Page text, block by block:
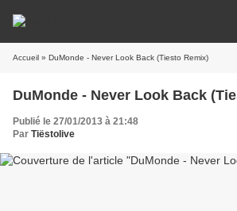
Accueil » DuMonde - Never Look Back (Tiesto Remix)
DuMonde - Never Look Back
Publié le 27/01/2013 à 21:48
Par Tiëstolive